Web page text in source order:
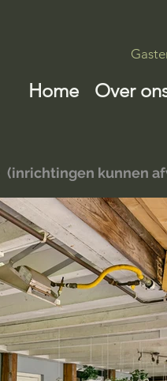
Home Over
(inrichtingen kunnen